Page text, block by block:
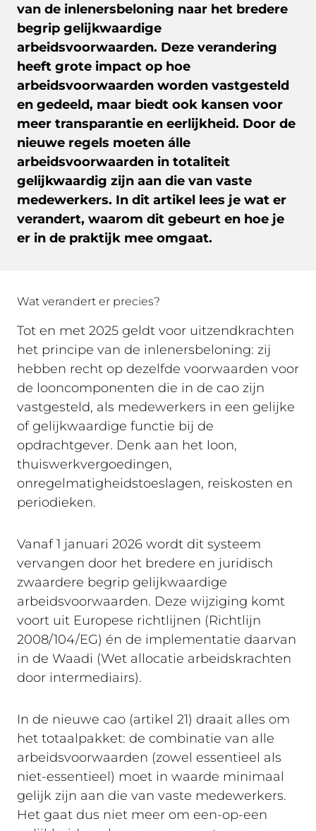
van de inlenersbeloning naar het bredere
begrip gelijkwaardige
arbeidsvoorwaarden. Deze verandering
heeft grote impact op hoe
arbeidsvoorwaarden worden vastgesteld
en gedeeld, maar biedt ook kansen voor
meer transparantie en eerlijkheid. Door de
nieuwe regels moeten álle
arbeidsvoorwaarden in totaliteit
gelijkwaardig zijn aan die van vaste
medewerkers. In dit artikel lees je wat er
verandert, waarom dit gebeurt en hoe je
er in de praktijk mee omgaat.
Wat verandert er precies?
Tot en met 2025 geldt voor uitzendkrachten
het principe van de inlenersbeloning: zij
hebben recht op dezelfde voorwaarden voor
de looncomponenten die in de cao zijn
vastgesteld, als medewerkers in een gelijke
of gelijkwaardige functie bij de
opdrachtgever. Denk aan het loon,
thuiswerkvergoedingen,
onregelmatigheidstoeslagen, reiskosten en
periodieken.
Vanaf 1 januari 2026 wordt dit systeem
vervangen door het bredere en juridisch
zwaardere begrip gelijkwaardige
arbeidsvoorwaarden. Deze wijziging komt
voort uit Europese richtlijnen (Richtlijn
2008/104/EG) én de implementatie daarvan
in de Waadi (Wet allocatie arbeidskrachten
door intermediairs).
In de nieuwe cao (artikel 21) draait alles om
het totaalpakket: de combinatie van alle
arbeidsvoorwaarden (zowel essentieel als
niet-essentieel) moet in waarde minimaal
gelijk zijn aan die van vaste medewerkers.
Het gaat dus niet meer om een-op-een